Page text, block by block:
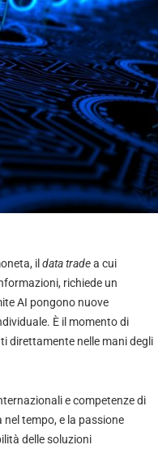
il data tradea cui
richiede un
AI pongono nuove
È il momento di
direttamente nelle mani degli
e competenze di
nel tempo, e la passione
delle soluzioni